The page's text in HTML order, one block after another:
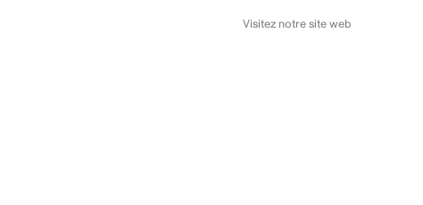
Visitez notre site web